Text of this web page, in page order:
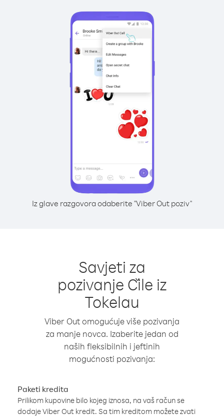
Iz glave razgovora odaberite "Viber Out poziv"
Savjeti za
pozivanje Čile iz
Tokelau
Viber Out omogućuje više pozivanja
za manje novca. Izaberite jedan od
naših fleksibilnih i jeftinih
mogućnosti pozivanja:
Paketi kredita
Prilikom kupovine bilo kojeg iznosa, na vaš račun se
dodaje Viber Out kredit. Sa tim kreditom možete zvati